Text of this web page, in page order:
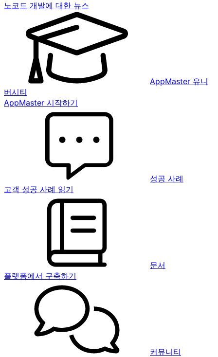
노코드 개발에 대한 뉴스
AppMaster 유니
버시티
AppMaster 시작하기
성공 사례
고객 성공 사례 읽기
문서
플랫폼에서 구축하기
커뮤니티